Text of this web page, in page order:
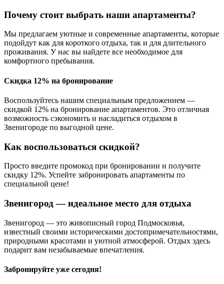
Почему стоит выбрать наши апартаменты?
Мы предлагаем уютные и современные апартаменты, которые
подойдут как для короткого отдыха, так и для длительного
проживания. У нас вы найдете все необходимое для
комфортного пребывания.
Скидка 12% на бронирование
Воспользуйтесь нашим специальным предложением —
скидкой 12% на бронирование апартаментов. Это отличная
возможность сэкономить и насладиться отдыхом в
Звенигороде по выгодной цене.
Как воспользоваться скидкой?
Просто введите промокод при бронировании и получите
скидку 12%. Успейте забронировать апартаменты по
специальной цене!
Звенигород — идеальное место для отдыха
Звенигород — это живописный город Подмосковья,
известный своими историческими достопримечательностями,
природными красотами и уютной атмосферой. Отдых здесь
подарит вам незабываемые впечатления.
Забронируйте уже сегодня!